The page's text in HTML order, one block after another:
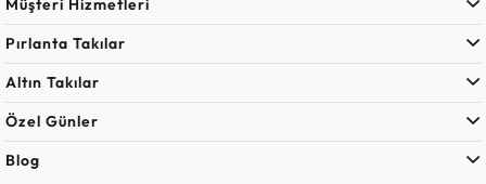
Pırlanta Takılar
Altın Takılar
Özel Günler
Blog